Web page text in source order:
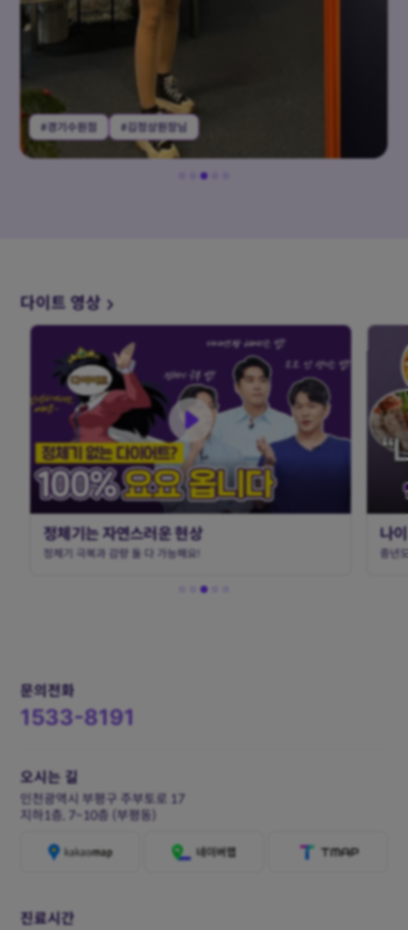
#경기수원점 #김정상원장님
다이트 영상
정체기는 자연스러운 현상
정체기 극복과 감량 둘 다 가능해요!
나
중년
문의전화
1533-8191
진료시간
오시는 길
인천광역시 부평구 주부토로 17
지하1층, 7~10층 (부평동)